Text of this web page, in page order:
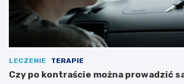
LECZENIE TERAPIE
Czy po kontraście można prowadzić